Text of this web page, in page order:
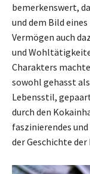
bemerkenswert,
und dem Bild
Vermögen auch
und
Charakters
sowohl gehasst
Lebensstil,
durch den
faszinierendes
der Geschichte